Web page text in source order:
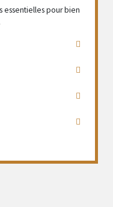
essentielles pour bien